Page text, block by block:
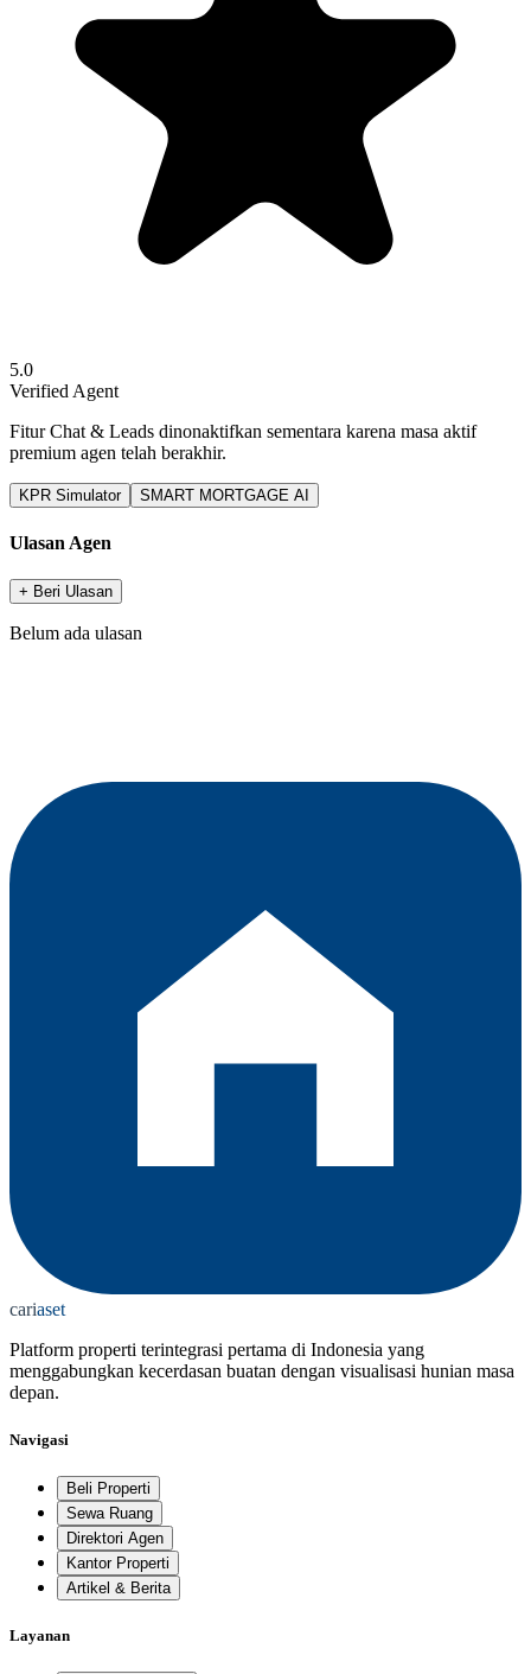
5.0
Verified Agent
Fitur Chat & Leads dinonaktifkan sementara karena masa aktif
premium agen telah berakhir.
KPR Simulator SMART MORTGAGE AI
Ulasan Agen
+ Beri Ulasan
Belum ada ulasan
cariaset
Platform properti terintegrasi pertama di Indonesia yang
menggabungkan kecerdasan buatan dengan visualisasi hunian masa
depan.
Navigasi
Beli Properti
Sewa Ruang
Direktori Agen
Kantor Properti
Artikel & Berita
Layanan